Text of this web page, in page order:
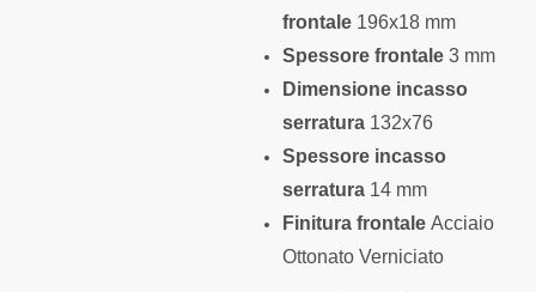
frontale 196x18 mm
Spessore frontale 3 mm
Dimensione incasso
serratura 132x76
Spessore incasso
serratura 14 mm
Finitura frontale Acciaio
Ottonato Verniciato